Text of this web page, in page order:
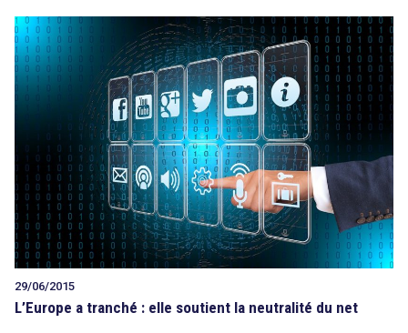
29/06/2015
L’Europe a tranché : elle soutient la neutralité du net